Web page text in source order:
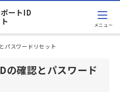
ートID
パスワードリセット
の確認とパスワード